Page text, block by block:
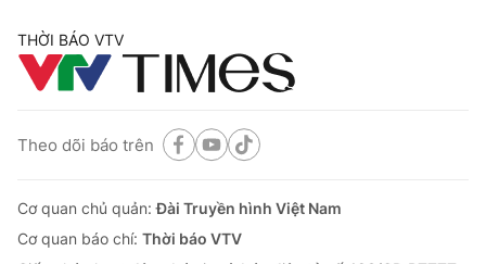
THỜI BÁO VTV
Theo dõi báo trên
Cơ quan chủ quản:Đài Truyền hình Việt Nam
Cơ quan báo chí: Thời báo VTV